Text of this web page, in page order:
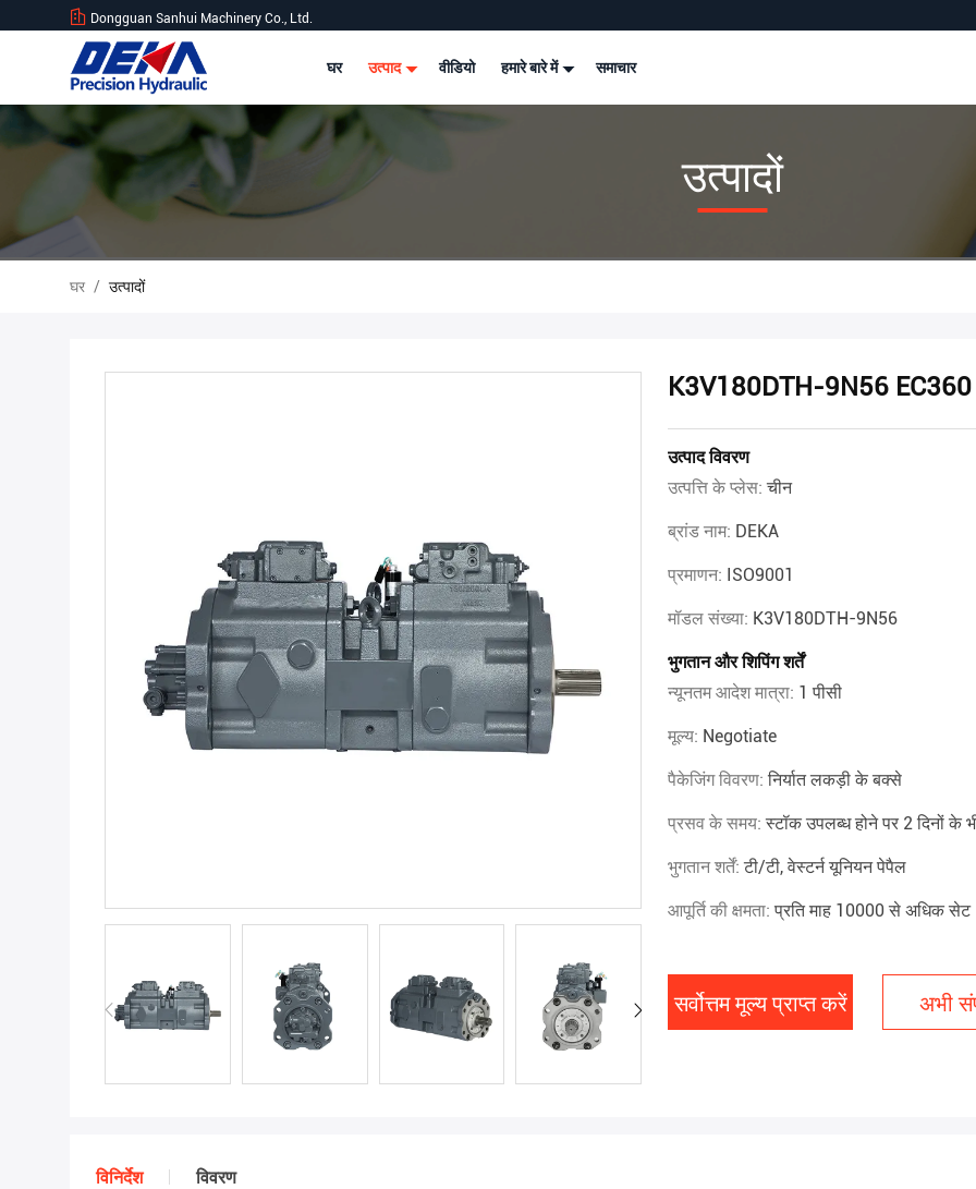
Dongguan Sanhui Machinery Co., Ltd.
घर उत्पाद वीडियो हमारे बारे में समाचार
उत्पादों
घर / उत्पादों
K3V180DTH-9N56 EC360 .
उत्पाद विवरण
उत्पत्ति के प्लेस:चीन
ब्रांड नाम: DEKA
प्रमाणन: ISO9001
मॉडल संख्या: K3V180DTH-9N56
भुगतान और शिपिंग शर्तें
न्यूनतम आदेश मात्रा: 1 पीसी
मूल्य: Negotiate
पैकेजिंग विवरण:निर्यात लकड़ी के बक्से
प्रसव के समय:स्टॉक उपलब्ध होने पर 2 दिनों के
भुगतान शर्तें:टी/टी, वेस्टर्न यूनियन पेपैल
आपूर्ति की क्षमता:प्रति माह 10000 से अधिक सेट
सर्वोत्तम मूल्य प्राप्त करें अभी
विनिर्देश विवरण